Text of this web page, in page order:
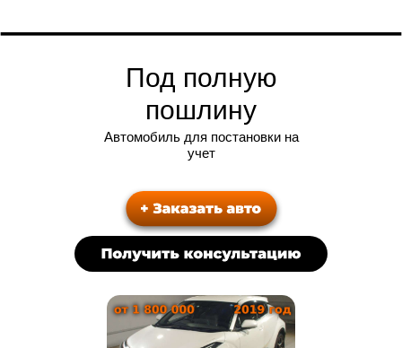
Под полную
пошлину
Автомобиль для постановки на
учет